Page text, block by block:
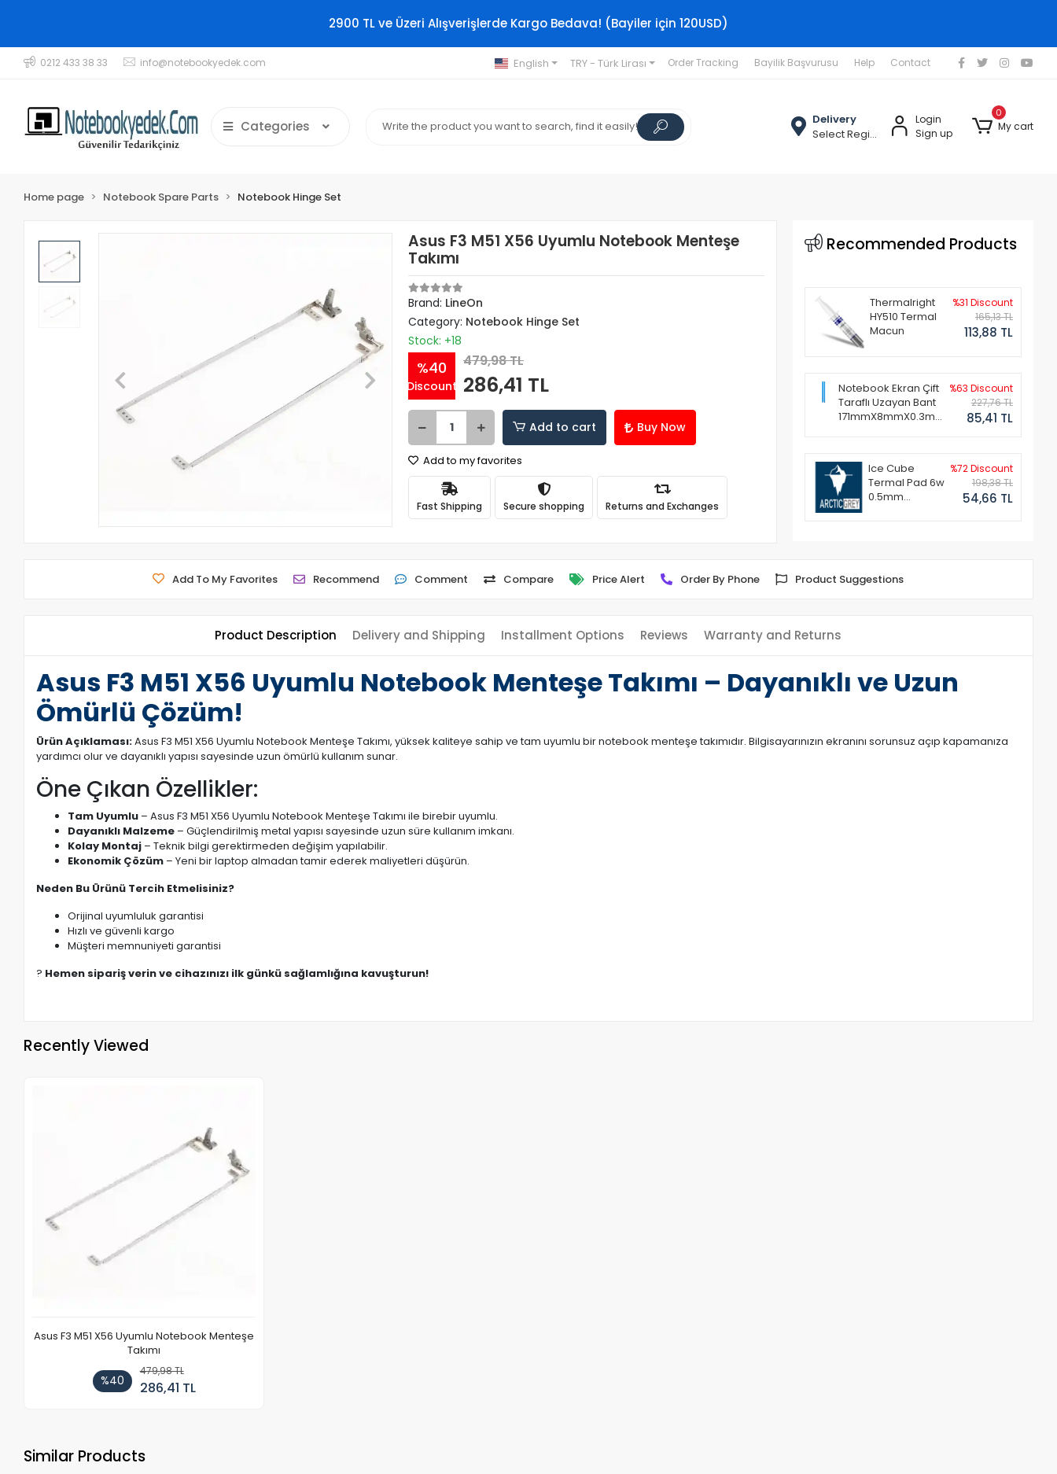
2900 TL ve Üzeri Alışverişlerde Kargo Bedava! (Bayiler için 120USD)
0212 433 38 33 info@notebookyedek.com English TRY - Türk Lirası Order Tracking Bayilik Başvurusu Help Contact
Categories
Delivery
Select Region
Login
Sign up
0
My cart
Home page Notebook Spare Parts Notebook Hinge Set
Asus F3 M51 X56 Uyumlu Notebook Menteşe
Takımı
Brand: LineOn
Category: Notebook Hinge Set
Stock: +18
%40
Discount
479,98 TL
286,41 TL
Add to cart Buy Now
Add to my favorites
Fast Shipping Secure shopping Returns and Exchanges
Recommended Products
Thermalright
HY510 Termal
Macun
%31 Discount
165,13 TL
113,88 TL
Notebook Ekran Çift
Taraflı Uzayan Bant
171mmX8mmX0.3mm
%63 Discount
227,76 TL
85,41 TL
Ice Cube
Termal Pad 6w
0.5mm
%72 Discount
198,38 TL
54,66 TL
Add To My Favorites Recommend Comment Compare Price Alert Order By Phone Product Suggestions
Product Description Delivery and Shipping Installment Options Reviews Warranty and Returns
Asus F3 M51 X56 Uyumlu Notebook Menteşe Takımı – Dayanıklı ve Uzun
Ömürlü Çözüm!
Ürün Açıklaması:Asus F3 M51 X56 Uyumlu Notebook Menteşe Takımı, yüksek kaliteye sahip ve tam uyumlu bir notebook menteşe takımıdır. Bilgisayarınızın ekranını sorunsuz açıp kapamanıza
yardımcı olur ve dayanıklı yapısı sayesinde uzun ömürlü kullanım sunar.
Öne Çıkan Özellikler:
Tam Uyumlu – Asus F3 M51 X56 Uyumlu Notebook Menteşe Takımı ile birebir uyumlu.
Dayanıklı Malzeme – Güçlendirilmiş metal yapısı sayesinde uzun süre kullanım imkanı.
Kolay Montaj – Teknik bilgi gerektirmeden değişim yapılabilir.
Ekonomik Çözüm – Yeni bir laptop almadan tamir ederek maliyetleri düşürün.
Neden Bu Ürünü Tercih Etmelisiniz?
Orijinal uyumluluk garantisi
Hızlı ve güvenli kargo
Müşteri memnuniyeti garantisi
? Hemen sipariş verin ve cihazınızı ilk günkü sağlamlığına kavuşturun!
Recently Viewed
Asus F3 M51 X56 Uyumlu Notebook Menteşe
Takımı
%40
479,98 TL
286,41 TL
Similar Products